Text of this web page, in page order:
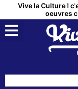
Vive la Culture !
oeuvres